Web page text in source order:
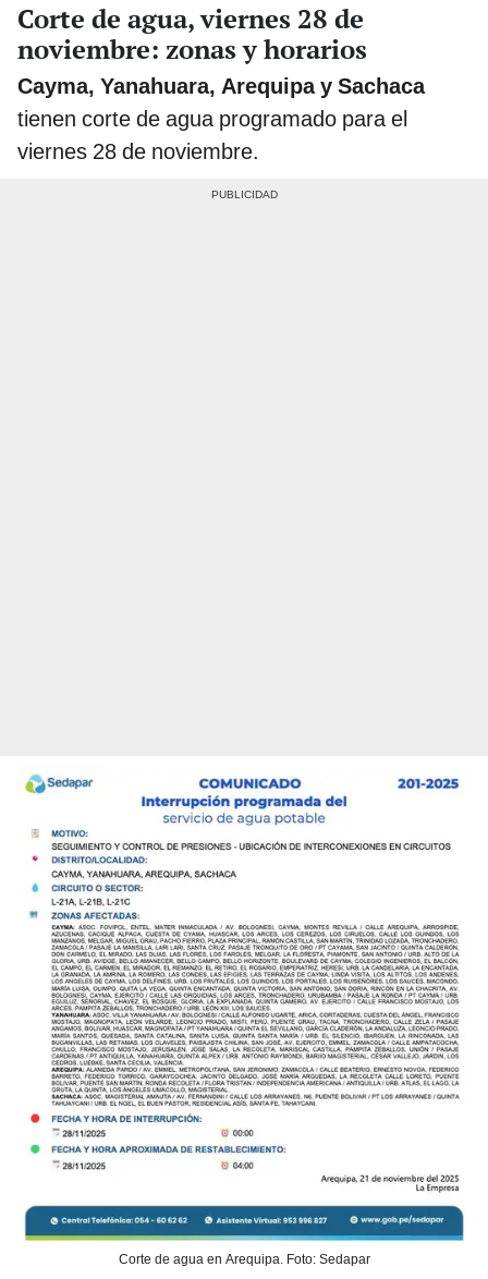
Corte de agua, viernes 28 de
noviembre: zonas y horarios
Cayma, Yanahuara, Arequipa y Sachaca
tienen corte de agua programado para el
viernes 28 de noviembre.
Corte de agua en Arequipa. Foto: Sedapar